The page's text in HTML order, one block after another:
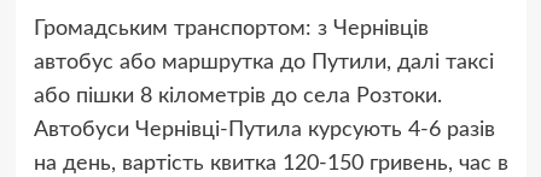
Громадським транспортом: з Чернівців
автобус або маршрутка до Путили, далі таксі
або пішки 8 кілометрів до села Розтоки.
Автобуси Чернівці-Путила курсують 4-6 разів
на день, вартість квитка 120-150 гривень, час в